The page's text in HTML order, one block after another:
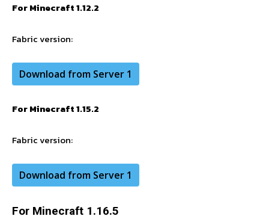
For Minecraft 1.12.2
Fabricversion:
Download from Server 1
For Minecraft 1.15.2
Fabricversion:
Download from Server 1
For Minecraft 1.16.5